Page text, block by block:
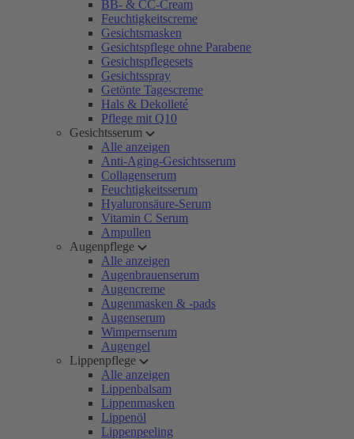
BB- & CC-Cream
Feuchtigkeitscreme
Gesichtsmasken
Gesichtspflege ohne Parabene
Gesichtspflegesets
Gesichtsspray
Getönte Tagescreme
Hals & Dekolleté
Pflege mit Q10
Gesichtsserum
Alle anzeigen
Anti-Aging-Gesichtsserum
Collagenserum
Feuchtigkeitsserum
Hyaluronsäure-Serum
Vitamin C Serum
Ampullen
Augenpflege
Alle anzeigen
Augenbrauenserum
Augencreme
Augenmasken & -pads
Augenserum
Wimpernserum
Augengel
Lippenpflege
Alle anzeigen
Lippenbalsam
Lippenmasken
Lippenöl
Lippenpeeling